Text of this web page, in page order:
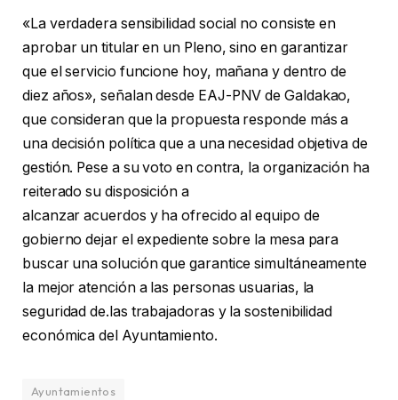
«La verdadera sensibilidad social no consiste en
aprobar un titular en un Pleno, sino en garantizar
que el servicio funcione hoy, mañana y dentro de
diez años», señalan desde EAJ-PNV de Galdakao,
que consideran que la propuesta responde más a
una decisión política que a una necesidad objetiva de
gestión. Pese a su voto en contra, la organización ha
reiterado su disposición a
alcanzar acuerdos y ha ofrecido al equipo de
gobierno dejar el expediente sobre la mesa para
buscar una solución que garantice simultáneamente
la mejor atención a las personas usuarias, la
seguridad de.las trabajadoras y la sostenibilidad
económica del Ayuntamiento.
Ayuntamientos